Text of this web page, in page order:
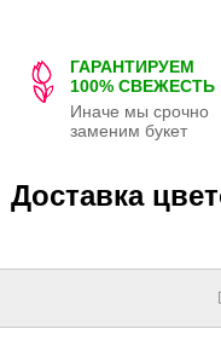
ГАРАНТИРУЕМ
100% СВЕЖЕСТЬ
Иначе мы срочно
заменим букет
Доставка